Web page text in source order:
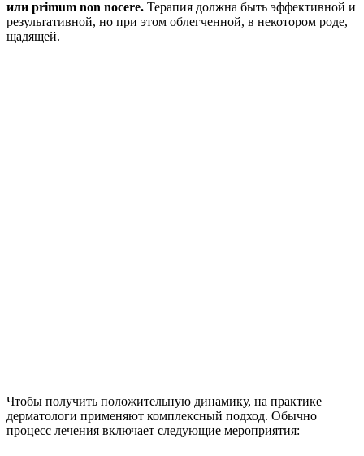
или primum non nocere. Терапия должна быть эффективной и
результативной, но при этом облегченной, в некотором роде,
щадящей.
Чтобы получить положительную динамику, на практике
дерматологи применяют комплексный подход. Обычно
процесс лечения включает следующие мероприятия: